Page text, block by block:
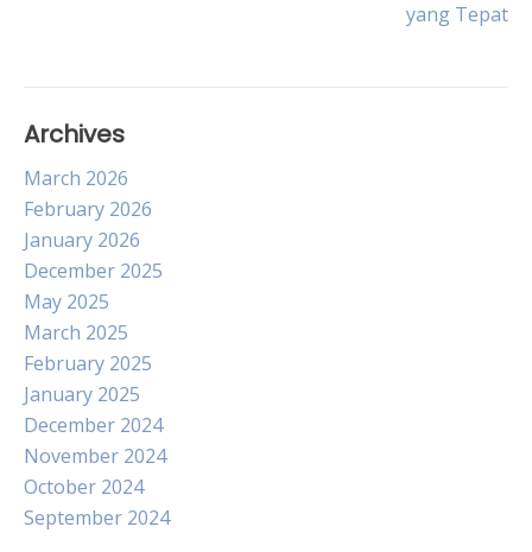
yang Tepat
Archives
March 2026
February 2026
January 2026
December 2025
May 2025
March 2025
February 2025
January 2025
December 2024
November 2024
October 2024
September 2024